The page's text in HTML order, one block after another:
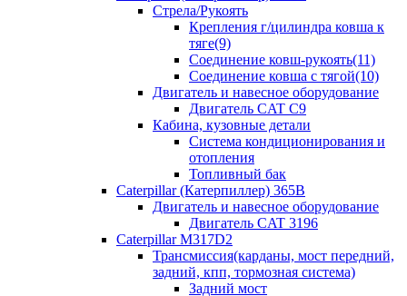
Стрела/Рукоять
Крепления г/цилиндра ковша к
тяге(9)
Соединение ковш-рукоять(11)
Соединение ковша с тягой(10)
Двигатель и навесное оборудование
Двигатель CAT C9
Кабина, кузовные детали
Система кондиционирования и
отопления
Топливный бак
Caterpillar (Катерпиллер) 365B
Двигатель и навесное оборудование
Двигатель CAT 3196
Caterpillar M317D2
Трансмиссия(карданы, мост передний,
задний, кпп, тормозная система)
Задний мост